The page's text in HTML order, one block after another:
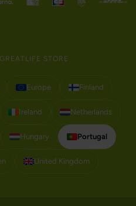
STORE
Europe Finland
Ireland Netherlands
Hungary Portugal
United Kingdom